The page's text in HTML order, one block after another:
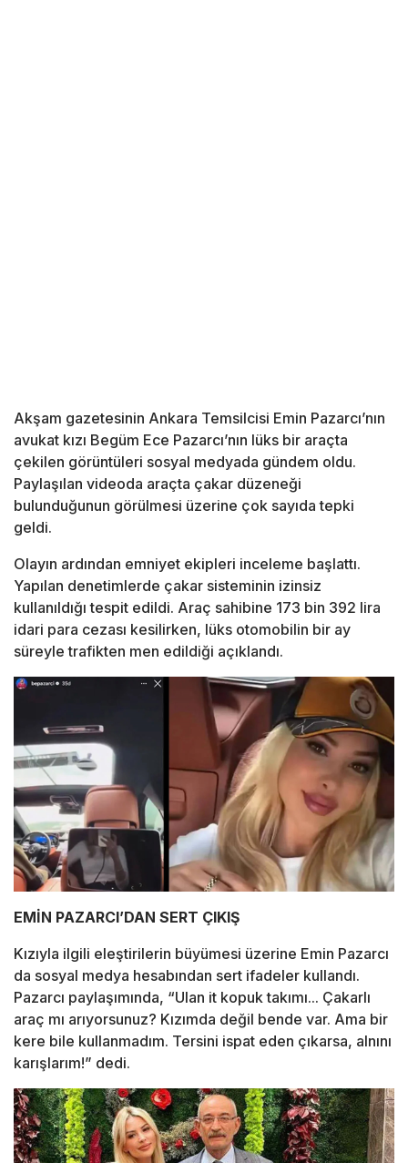
Akşam gazetesinin Ankara Temsilcisi Emin Pazarcı’nın
avukat kızı Begüm Ece Pazarcı’nın lüks bir araçta
çekilen görüntüleri sosyal medyada gündem oldu.
Paylaşılan videoda araçta çakar düzeneği
bulunduğunun görülmesi üzerine çok sayıda tepki
geldi.
Olayın ardından emniyet ekipleri inceleme başlattı.
Yapılan denetimlerde çakar sisteminin izinsiz
kullanıldığı tespit edildi. Araç sahibine 173 bin 392 lira
idari para cezası kesilirken, lüks otomobilin bir ay
süreyle trafikten men edildiği açıklandı.
EMİN PAZARCI’DAN SERT ÇIKIŞ
Kızıyla ilgili eleştirilerin büyümesi üzerine Emin Pazarcı
da sosyal medya hesabından sert ifadeler kullandı.
Pazarcı paylaşımında, “Ulan it kopuk takımı... Çakarlı
araç mı arıyorsunuz? Kızımda değil bende var. Ama bir
kere bile kullanmadım. Tersini ispat eden çıkarsa, alnını
karışlarım!” dedi.